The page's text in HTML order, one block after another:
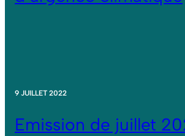
9 JUILLET 2022
Emission de juillet